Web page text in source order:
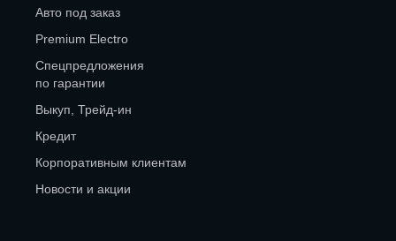
Авто под заказ
Premium Electro
Спецпредложения
по гарантии
Выкуп, Трейд-ин
Кредит
Корпоративным клиентам
Новости и акции